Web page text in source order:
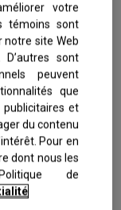
à dégager les
aisément, en
sinusales, les
les
des bons de
et Sinus
votre
témoins sont
notre site Web
sont
peuvent
que
et
du contenu
Pour en
dont nous les
de